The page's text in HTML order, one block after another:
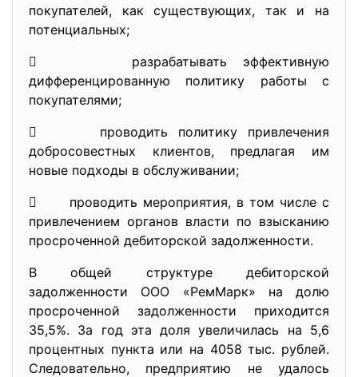
покупателей, как существующих, так и на
потенциальных;
 разрабатывать эффективную
дифференцированную политику работы с
покупателями;
 проводить политику привлечения
добросовестных клиентов, предлагая им
новые подходы в обслуживании;
 проводить мероприятия, в том числе с
привлечением органов власти по взысканию
просроченной дебиторской задолженности.
В общей структуре дебиторской
задолженности ООО «РемМарк» на долю
просроченной задолженности приходится
35,5%. За год эта доля увеличилась на 5,6
процентных пункта или на 4058 тыс. рублей.
Следовательно, предприятию не удалось